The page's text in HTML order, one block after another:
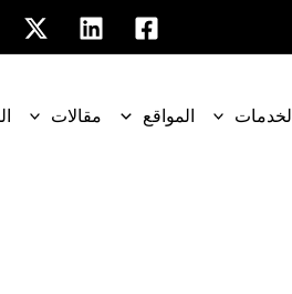
الخدمات المواقع مقالات